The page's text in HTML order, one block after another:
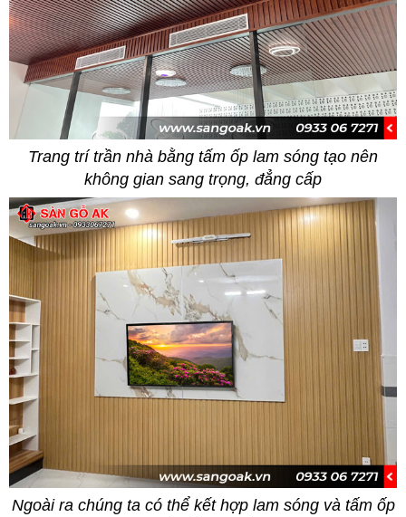
Trang trí trần nhà bằng tấm ốp lam sóng tạo nên
không gian sang trọng, đẳng cấp
Ngoài ra chúng ta có thể kết hợp lam sóng và tấm ốp